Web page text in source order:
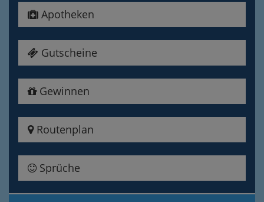
Apotheken
Gutscheine
Gewinnen
Routenplan
Sprüche